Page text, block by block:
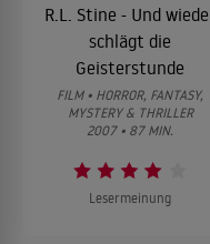
R.L. Stine - Und
schlägt die
Geisterstunde
FILM • HORROR, FANTASY,
MYSTERY & THRILLER
2007 • 87 MIN.
Lesermeinung